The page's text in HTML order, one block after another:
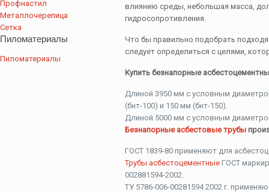
влиянию среды, небольшая масса,
гидросопротивления.
Что бы правильно подобрать
следует определиться с целями,
Купить безнапорные
Длиной 3950 мм с условным
(бнт-100) и 150 мм (бнт-150).
Длиной 5000 мм с условным
Безнапорные асбестовые трубы
ГОСТ 1839-80 применяют для
Трубы асбестоцементныеГОСТ
002881594-2002.
ТУ 5786-006-00281594 2002 г.
Профнастил
Металлочерепица
Сетка
Пиломатериалы
Пиломатериалы